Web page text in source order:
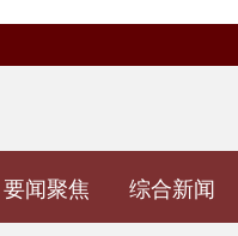
要闻聚焦 综合新闻